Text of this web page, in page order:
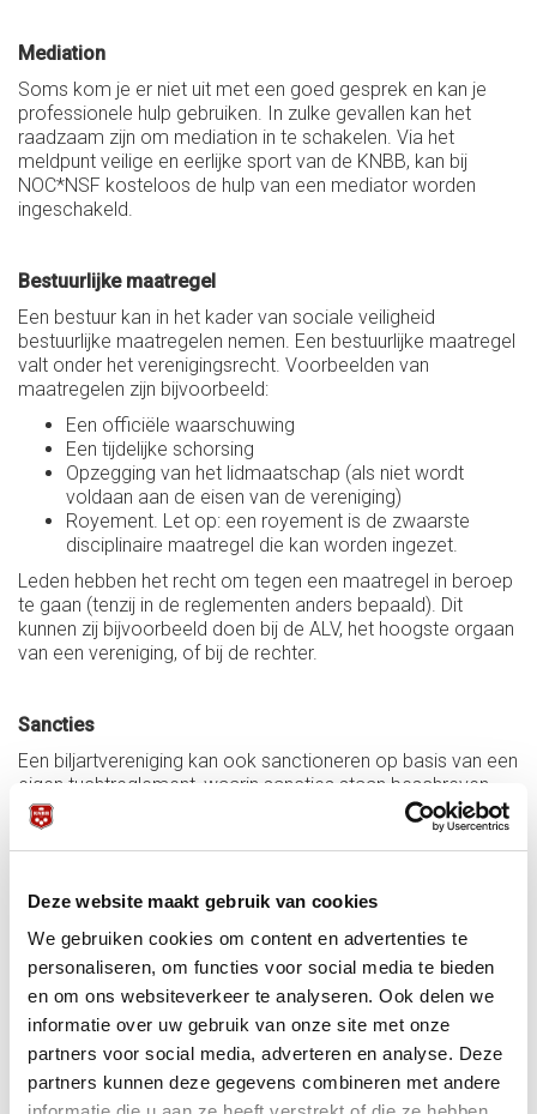
Deze website maakt gebruik van cookies
We gebruiken cookies om content en advertenties te
personaliseren, om functies voor social media te bieden
en om ons websiteverkeer te analyseren. Ook delen we
informatie over uw gebruik van onze site met onze
partners voor social media, adverteren en analyse. Deze
partners kunnen deze gegevens combineren met andere
Mediation
Soms kom je er niet uit met een goed gesprek en kan je
professionele hulp gebruiken. In zulke gevallen kan het
raadzaam zijn om mediation in te schakelen. Via het
meldpunt veilige en eerlijke sport van de KNBB, kan bij
NOC*NSF kosteloos de hulp van een mediator worden
ingeschakeld.
Bestuurlijke maatregel
Een bestuur kan in het kader van sociale veiligheid
bestuurlijke maatregelen nemen. Een bestuurlijke maatregel
valt onder het verenigingsrecht. Voorbeelden van
maatregelen zijn bijvoorbeeld:
Een officiële waarschuwing
Een tijdelijke schorsing
Opzegging van het lidmaatschap (als niet wordt
voldaan aan de eisen van de vereniging)
Royement. Let op: een royement is de zwaarste
disciplinaire maatregel die kan worden ingezet.
Leden hebben het recht om tegen een maatregel in beroep
te gaan (tenzij in de reglementen anders bepaald). Dit
kunnen zij bijvoorbeeld doen bij de ALV, het hoogste orgaan
van een vereniging, of bij de rechter.
Sancties
Een biljartvereniging kan ook sanctioneren op basis van een
eigen tuchtreglement, waarin sancties staan beschreven
voor bepaalde overtredingen. Afhankelijk van hoe het in het
reglement staat, is het een tuchtorgaan van de vereniging
of het bestuur bevoegd om te sanctioneren. Voorbeelden
Een officiële waarschuwing
Een tijdelijke schorsing
Een geldboete
Royement
Melding maken of ondersteuning nodig?
Het is belangrijk om te weten dat je er als bestuur niet alleen